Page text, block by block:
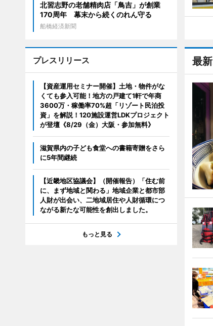
最
北習志野の老舗精肉店「鳥吉」が創業
170周年 幕末から続くのれん守る
船橋経済新聞
プレスリリース
【資産運用セミナー開催】土地・物件がな
くても参入可能！地方の戸建て1軒で年商
3600万・稼働率70%超「リゾート民泊投
資」を解説！120施設運営LDKプロジェクト
が登壇《8/29（金）大阪・参加無料》
滋賀県内の子ども食堂への書籍寄贈をさら
に5年間継続
【近畿地区協議会】（開催報告）「住む前
に、まず地域と関わる」地域企業と都市部
人財が出会い、二地域居住や人財循環につ
ながる新たな可能性を創出しました。
もっと見る